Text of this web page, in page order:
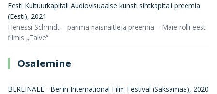
Eesti Kultuurkapitali Audiovisuaalse kunsti sihtkapitali preemia
(Eesti), 2021
Henessi Schmidt – parima naisnäitleja preemia – Maie rolli eest
filmis „Talve“
Osalemine
BERLINALE - Berlin International Film Festival (Saksamaa), 2020